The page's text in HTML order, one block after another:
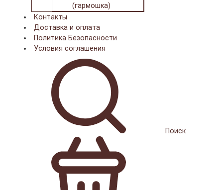
(гармошка)
Контакты
Доставка и оплата
Политика Безопасности
Условия соглашения
Поиск